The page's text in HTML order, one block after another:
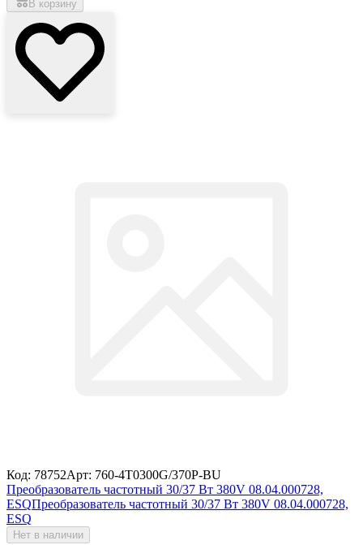
В корзину
Код: 78752Арт: 760-4T0300G/370P-BU
Преобразователь частотный 30/37 Вт 380V 08.04.000728,
ESQПреобразователь частотный 30/37 Вт 380V 08.04.000728,
ESQ
Нет в наличии